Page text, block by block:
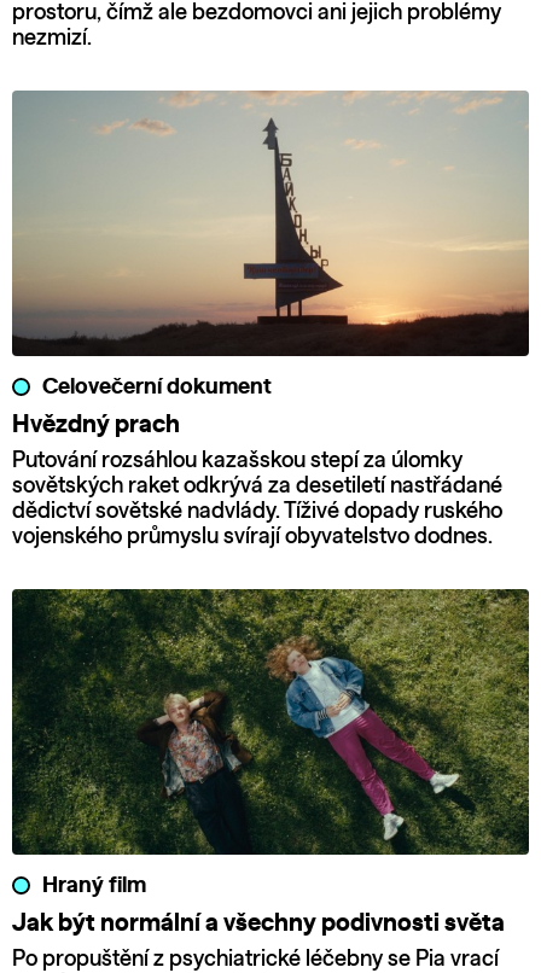
prostoru, čímž ale bezdomovci ani jejich problémy
nezmizí.
Celovečerní dokument
Hvězdný prach
Putování rozsáhlou kazašskou stepí za úlomky
sovětských raket odkrývá za desetiletí nastřádané
dědictví sovětské nadvlády. Tíživé dopady ruského
vojenského průmyslu svírají obyvatelstvo dodnes.
Hraný film
Jak být normální a všechny podivnosti světa
Po propuštění z psychiatrické léčebny se Pia vrací